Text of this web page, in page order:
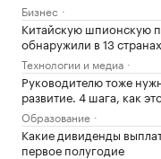
Бизнес
Китайскую шпионскую
обнаружили в 13 странах
Технологии и медиа
Руководителю тоже
развитие. 4 шага, как
Образование
Какие дивиденды
первое полугодие